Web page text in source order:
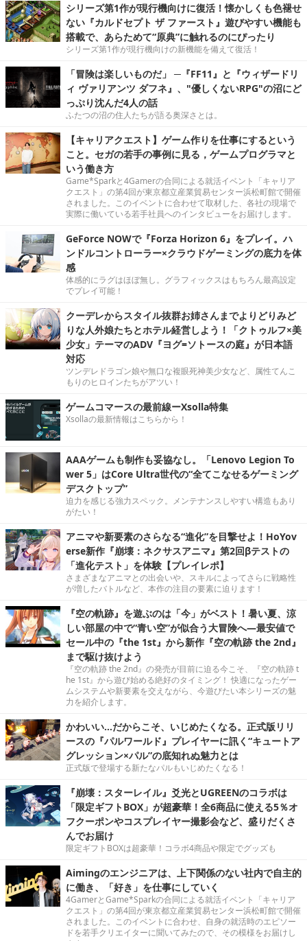
シリーズ第1作が現行機向けに復活！懐かしくも色褪せ
ない『カルドセプト ザ ファースト』遊びやすい機能も
搭載で、あらためて“原典”に触れるのにぴったり
シリーズ第1作が現行機向けの新機能を備えて復活！
「冒険は楽しいものだ」 ─『FF11』と『ウィザードリ
ィ ヴァリアンツ ダフネ』、"優しくないRPG"の沼にど
っぷり沈んだ4人の話
ふたつの沼の住人たちが語る奥深さとは。
【キャリアクエスト】ゲーム作りを仕事にするという
こと。セガの若手の事例に見る，ゲームプログラマと
いう働き方
Game*Sparkと4Gamerの合同による就活イベント「キャリア
クエスト」の第4回が東京都立産業貿易センター浜松町館で開催
されました。このイベントに合わせて取材した、各社の現場で
実際に働いている若手社員へのインタビューをお届けします。
GeForce NOWで『Forza Horizon 6』をプレイ。ハ
ンドルコントローラー×クラウドゲーミングの底力を体
感
体感的にラグはほぼ無し。グラフィックスはもちろん最高設定
でプレイ可能！
クーデレからスタイル抜群お姉さんまでよりどりみど
りな人外娘たちとホテル経営しよう！「クトゥルフ×美
少女」テーマのADV『ヨグ=ソトースの庭』が日本語
対応
ツンデレドラゴン娘や無口な複眼死神美少女など、属性てんこ
もりのヒロインたちがアツい！
ゲームコマースの最前線ーXsolla特集
Xsollaの最新情報はこちらから！
AAAゲームも制作も妥協なし。「Lenovo Legion To
wer 5」はCore Ultra世代の“全てこなせるゲーミング
デスクトップ”
迫力を感じる強力スペック。メンテナンスしやすい構造もあり
がたい！
アニマや新要素のさらなる“進化”を目撃せよ！HoYov
erse新作『崩壊：ネクサスアニマ』第2回βテストの
「進化テスト」を体験【プレイレポ】
さまざまなアニマとの出会いや、スキルによってさらに戦略性
が増したバトルなど、本作の注目の要素に迫ります！
『空の軌跡』を遊ぶのは「今」がベスト！暑い夏、涼
しい部屋の中で“青い空”が似合う大冒険へ―最安値で
セール中の『the 1st』から新作『空の軌跡 the 2nd』
まで駆け抜けよう
『空の軌跡 the 2nd』の発売が目前に迫る今こそ、『空の軌跡 t
he 1st』から遊び始める絶好のタイミング！ 快適になったゲー
ムシステムや新要素を交えながら、今遊びたい本シリーズの魅
力を紹介します。
かわいい…だからこそ、いじめたくなる。正式版リリ
ースの『パルワールド』プレイヤーに訊く“キュートア
グレッション×パル”の底知れぬ魅力とは
正式版で登場する新たなパルもいじめたくなる！
『崩壊：スターレイル』爻光とUGREENのコラボは
「限定ギフトBOX」が超豪華！全6商品に使える5％オ
フクーポンやコスプレイヤー撮影会など、盛りだくさ
んでお届け
限定ギフトBOXは超豪華！コラボ4商品や限定でグッズも
Aimingのエンジニアは、上下関係のない社内で自主的
に働き、「好き」を仕事にしていく
4GamerとGame*Sparkの合同による就活イベント「キャリア
クエスト」の第4回が東京都立産業貿易センター浜松町館で開催
されました。このイベントに合わせ、自身の就活時のエピソー
ドを若手クリエイターに聞いてみたので、その模様をお届けし